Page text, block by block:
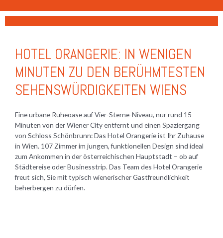
HOTEL ORANGERIE: IN WENIGEN
MINUTEN ZU DEN BERÜHMTESTEN
SEHENSWÜRDIGKEITEN WIENS
Eine urbane Ruheoase auf Vier-Sterne-Niveau, nur rund 15
Minuten von der Wiener City entfernt und einen Spaziergang
von Schloss Schönbrunn: Das Hotel Orangerie ist Ihr Zuhause
in Wien. 107 Zimmer im jungen, funktionellen Design sind ideal
zum Ankommen in der österreichischen Hauptstadt – ob auf
Städtereise oder Businesstrip. Das Team des Hotel Orangerie
freut sich, Sie mit typisch wienerischer Gastfreundlichkeit
beherbergen zu dürfen.